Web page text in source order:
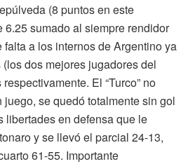
(8 puntos en este
6.25 sumado al siempre rendidor
a los internos de Argentino ya
dos mejores jugadores del
El “Turco” no
se quedó totalmente sin gol
libertades en defensa que le
y se llevó el parcial 24-13,
61-55. Importante